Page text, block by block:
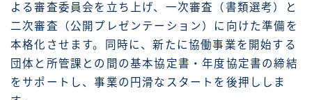
よる審査委員会を立ち上げ、一次審査（書類選考）と
二次審査（公開プレゼンテーション）に向けた準備を
本格化させます。同時に、新たに協働事業を開始する
団体と所管課との間の基本協定書・年度協定書の締結
をサポートし、事業の円滑なスタートを後押ししま